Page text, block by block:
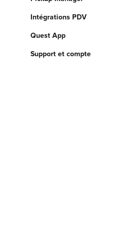
Intégrations PDV
Quest App
Support et compte